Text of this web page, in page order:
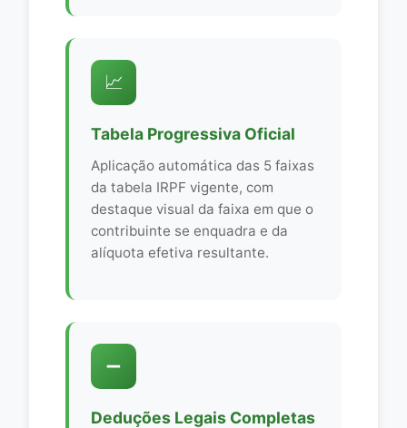
📈
Tabela Progressiva Oficial
Aplicação automática das 5 faixas
da tabela IRPF vigente, com
destaque visual da faixa em que o
contribuinte se enquadra e da
alíquota efetiva resultante.
➖
Deduções Legais Completas